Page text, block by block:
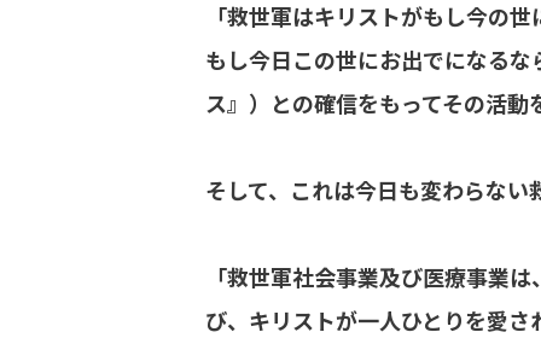
「救世軍はキリストがもし今の
もし今日この世にお出でになる
ス』）との確信をもってその活動
そして、これは今日も変わらな
「救世軍社会事業及び医療事業
び、キリストが一人ひとりを愛